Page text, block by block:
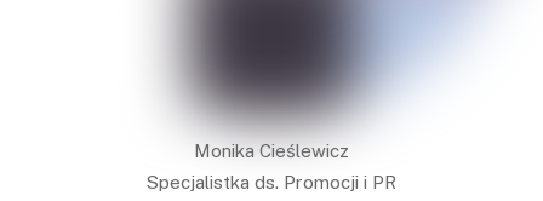
Monika Cieślewicz
Specjalistka ds. Promocji i PR